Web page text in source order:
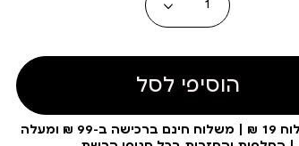
הוסיפי לסל
עלות משלוח 19 ₪ | משלוח חינם ברכישה ב-99 ₪ ומעלה